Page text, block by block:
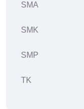
SMA
SMK
SMP
TK